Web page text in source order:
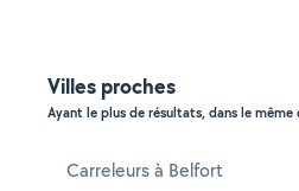
Villes proches
Ayant le plus de résultats, dans le
Carreleurs à Belfort